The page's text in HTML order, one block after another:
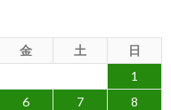
金 土
日
1
6 7
8